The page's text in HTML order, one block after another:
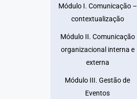
Módulo I. Comunicação –
contextualização
Módulo II. Comunicação
organizacional interna e
externa
Módulo III. Gestão de
Eventos